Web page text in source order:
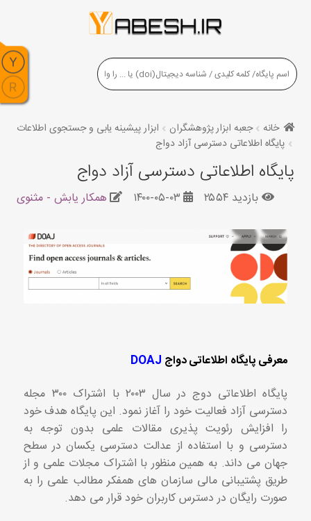
خانه جعبه ابزار پژوهشگران
ابزار پیشینه یابی و جستجوی اطلاعات
پایگاه اطلاعاتی دسترسی آزاد دواج
پایگاه اطلاعاتی دسترسی آزاد دواج
همکار یابش - مثنوی ۱۴۰۰-۰۵-۰۳ بازدید ۲۵۵۴
معرفی پایگاه اطلاعاتی دواج DOAJ
پایگاه اطلاعاتی دوج در سال ۲۰۰۳ با اشتراک ۳۰۰ مجله
دسترسی آزاد فعالیت خود را آغاز نمود. این پایگاه هدف خود
را افزایش رئویت پذیری مقالات علمی بدون توجه به
دسترسی و با استفاده از عدالت دسترسی یکسان در سطح
جهان می داند. به همین منظور با اشتراک مجلات علمی و از
طریق پشتیبانی مالی سازمان های همفکر مطالب علمی را به
صورت رایگان در دسترس کاربران خود قرار می دهد.